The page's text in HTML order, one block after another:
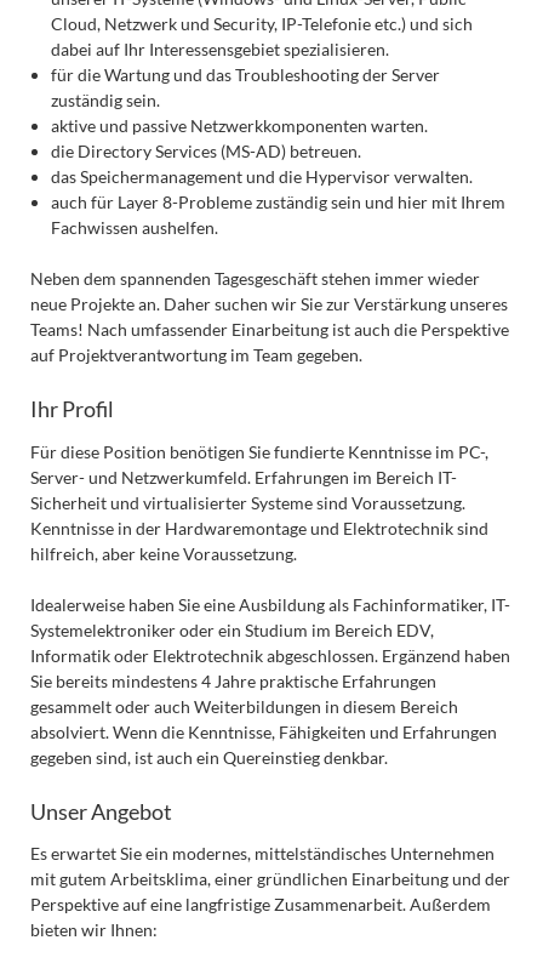
Cloud, Netzwerk und Security, IP-Telefonie etc.) und sich
dabei auf Ihr Interessensgebiet spezialisieren.
für die Wartung und das Troubleshooting der Server
zuständig sein.
aktive und passive Netzwerkkomponenten warten.
die Directory Services (MS-AD) betreuen.
das Speichermanagement und die Hypervisor verwalten.
auch für Layer 8-Probleme zuständig sein und hier mit Ihrem
Fachwissen aushelfen.
Neben dem spannenden Tagesgeschäft stehen immer wieder
neue Projekte an. Daher suchen wir Sie zur Verstärkung unseres
Teams! Nach umfassender Einarbeitung ist auch die Perspektive
auf Projektverantwortung im Team gegeben.
Ihr Profil
Für diese Position benötigen Sie fundierte Kenntnisse im PC-,
Server- und Netzwerkumfeld. Erfahrungen im Bereich IT-
Sicherheit und virtualisierter Systeme sind Voraussetzung.
Kenntnisse in der Hardwaremontage und Elektrotechnik sind
hilfreich, aber keine Voraussetzung.
Idealerweise haben Sie eine Ausbildung als Fachinformatiker, IT-
Systemelektroniker oder ein Studium im Bereich EDV,
Informatik oder Elektrotechnik abgeschlossen. Ergänzend haben
Sie bereits mindestens 4 Jahre praktische Erfahrungen
gesammelt oder auch Weiterbildungen in diesem Bereich
absolviert. Wenn die Kenntnisse, Fähigkeiten und Erfahrungen
gegeben sind, ist auch ein Quereinstieg denkbar.
Unser Angebot
Es erwartet Sie ein modernes, mittelständisches Unternehmen
mit gutem Arbeitsklima, einer gründlichen Einarbeitung und der
Perspektive auf eine langfristige Zusammenarbeit. Außerdem
bieten wir Ihnen: